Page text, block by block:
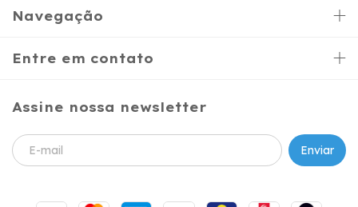
Navegação
Entre em contato
Assine nossa newsletter